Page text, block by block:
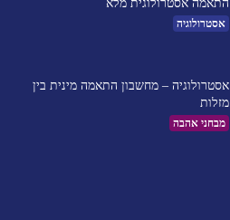
התאמה אסטרולוגית מלא
אסטרולוגיה
אסטרולוגיה – מחשבון התאמה מינית בין
מזלות
מבחני אהבה